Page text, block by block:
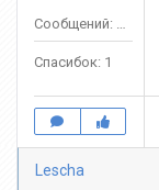
Сообщений: 60
Спасибок: 1
Lescha